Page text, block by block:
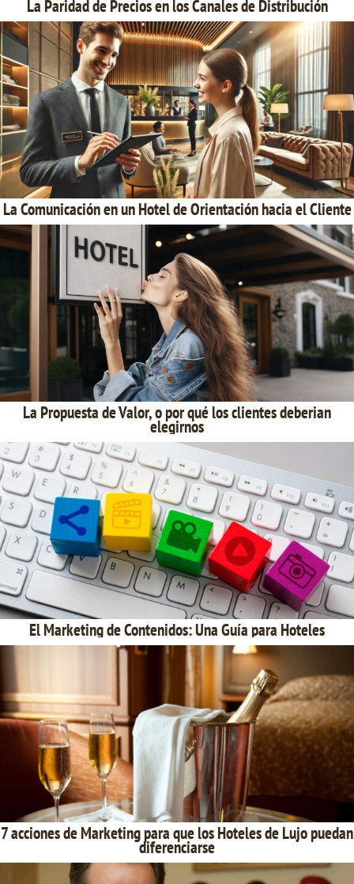
La Paridad de Precios en los Canales de Distribución
La Comunicación en un Hotel de Orientación hacia el Cliente
La Propuesta de Valor, o por qué los clientes deberian
elegirnos
El Marketing de Contenidos: Una Guía para Hoteles
7 acciones de Marketing para que los Hoteles de Lujo puedan
diferenciarse